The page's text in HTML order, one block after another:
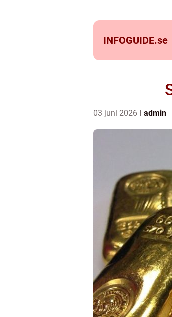
INFOGUIDE.se
03 juni 2026 admin